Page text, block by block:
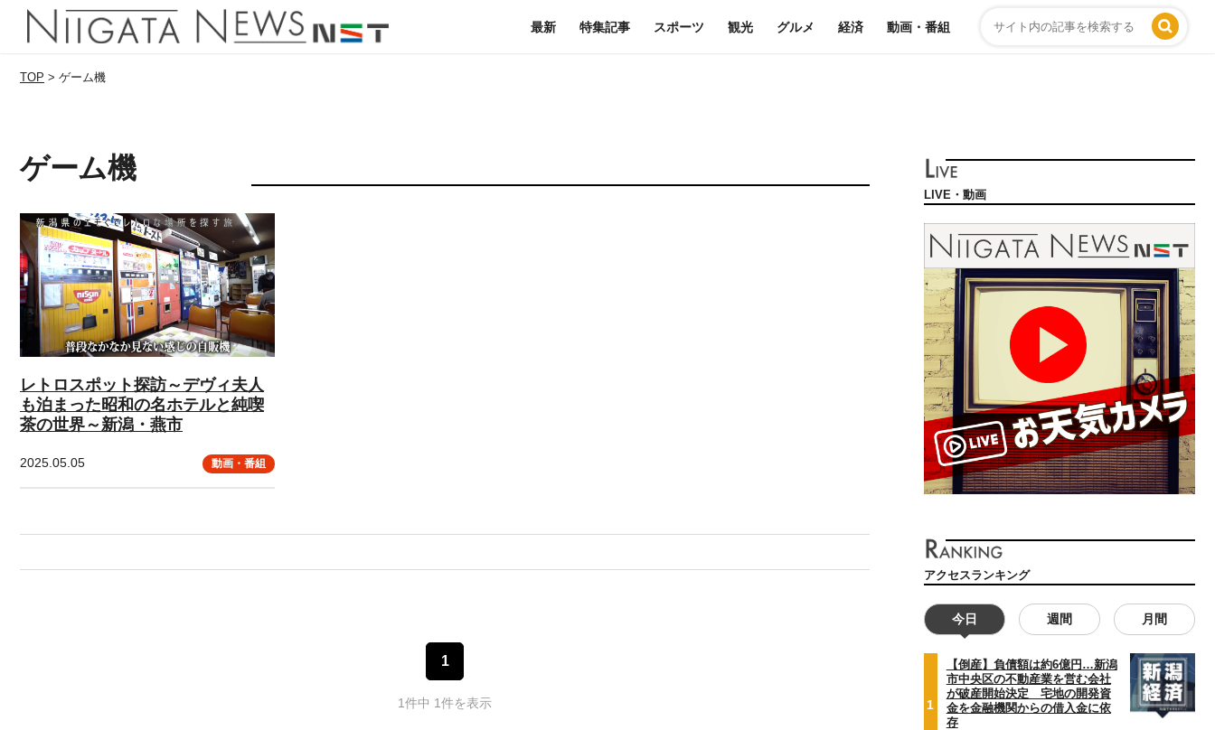
最新 特集記事 スポーツ 観光 グルメ 経済 動画・番組
TOP > ゲーム機
ゲーム機
レトロスポット探訪～デヴィ夫人
も泊まった昭和の名ホテルと純喫
茶の世界～新潟・燕市
2025.05.05 動画・番組
1
1件中 1件を表示
LIVE・動画
アクセスランキング
今日 週間 月間
1
【倒産】負債額は約6億円…新潟
市中央区の不動産業を営む会社
が破産開始決定 宅地の開発資
金を金融機関からの借入金に依
存